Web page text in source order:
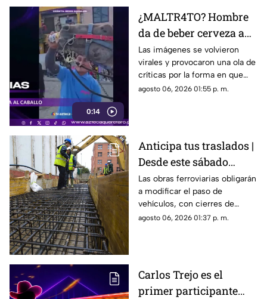
0:14
¿MALTR4TO? Hombre
da de beber cerveza a
caballo tras desfile; así
reaccionó el animal
Las imágenes se volvieron
virales y provocaron una ola de
críticas por la forma en que
fue tratado el animal al
agosto 06, 2026 01:55 p. m.
Anticipa tus traslados |
Desde este sábado
cambiará por completo
la circulación en
Bernardo Quintana
Las obras ferroviarias obligarán
a modificar el paso de
vehículos, con cierres de
carriles y circulación en
agosto 06, 2026 01:37 p. m.
Carlos Trejo es el
primer participante